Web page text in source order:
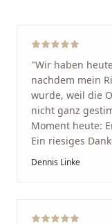
"Wir haben
nachdem mein
wurde, weil die
nicht ganz
Moment heute:
Ein riesiges
Vom ersten
Arbeit und seine
Dennis Linke